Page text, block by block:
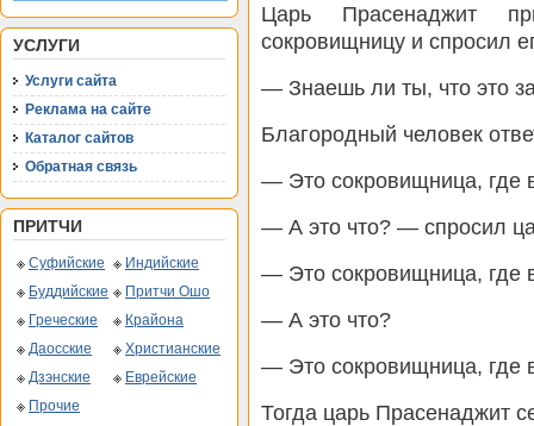
УСЛУГИ
Услуги сайта
Реклама на сайте
Каталог сайтов
Обратная связь
ПРИТЧИ
Суфийские
Индийские
Буддийские
Притчи Ошо
Греческие
Крайона
Даосские
Христианские
Дзэнские
Еврейские
Прочие
Царь Прасенаджит
сокровищницу и спросил
— Знаешь ли ты, что это
Благородный человек
— Это сокровищница, где
— А это что? — спросил
— Это сокровищница, где
— А это что?
— Это сокровищница, где
Тогда царь Прасенаджит